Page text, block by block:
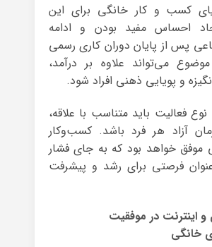
کسب و کار خانگی برای این
احساس مفید بودن و ادامه
پس از پایان دوران کاری رسمی
می‌تواند علاوه بر درآمد،
و پویایی ذهنی افراد شود.
نوع فعالیت باید متناسب با علاقه،
آزاد هر فرد باشد. کسب‌وکار
موفق خواهد بود که به جای فشار
فرصتی برای رشد و پیشرفت
اینترنت در موفقیت
خانگی